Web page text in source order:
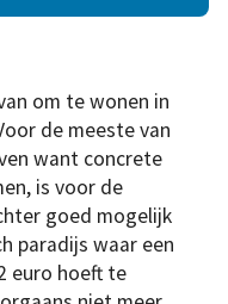
om te wonen in
de meeste van
want concrete
is voor de
goed mogelijk
paradijs waar een
euro hoeft te